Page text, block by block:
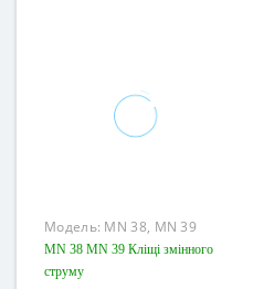
Модель: MN 38, MN 39
MN 38 MN 39 Кліщі змінного
струму